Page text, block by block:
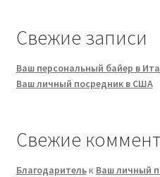
Свежие записи
Ваш персональный байер в
Ваш личный посредник в США
Свежие
Благодарительк Ваш личный